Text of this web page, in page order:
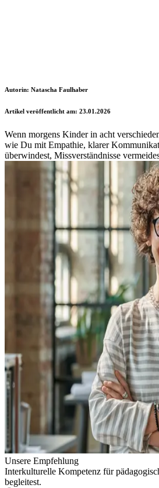
Autorin: Natascha Faulhaber
Artikel veröffentlicht am: 23.01.2026
Wenn morgens Kinder in acht
wie Du mit Empathie, klarer
überwindest, Missverständnisse
Unsere Empfehlung
Interkulturelle Kompetenz für
begleitest.